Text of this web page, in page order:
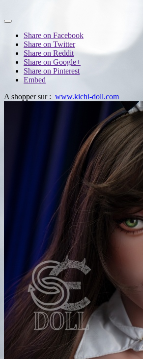
Share on Facebook
Share on Twitter
Share on Reddit
Share on Google+
Share on Pinterest
Embed
A shopper sur : www.kichi-doll.com